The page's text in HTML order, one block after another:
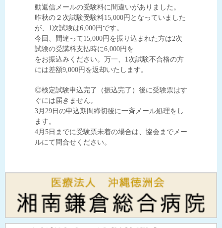
動返信メールの受験料に間違いがありました。
昨秋の２次試験受験料15,000円となっていました
が、1次試験は6,000円です。
今回、間違って15,000円を振り込まれた方は2次
試験の受講料支払時に6,000円を
をお振込みください。万一、1次試験不合格の方
には差額9,000円を返却いたします。
◎検定試験申込完了（振込完了）後に受験票はす
ぐには届きません。
3月29日の申込期間締切後に一斉メール処理をし
ます。
4月5日までに受験票未着の場合は、協会までメー
ルにて問合せください。